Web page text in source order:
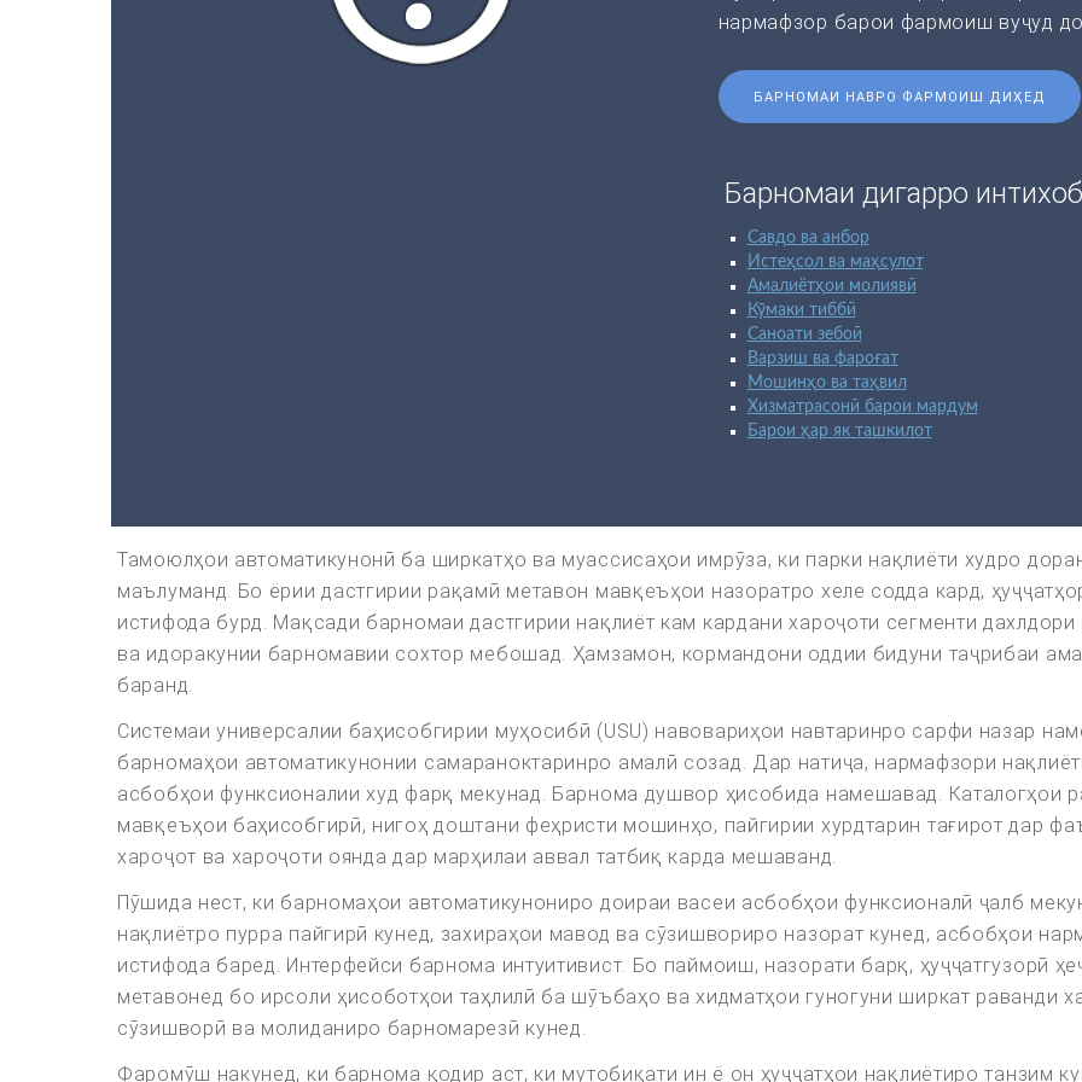
нармафзор барои фармоиш вуҷуд
БАРНОМАИ НАВРО ФАРМОИШ ДИҲЕД
Барномаи дигарро
Савдо ва анбор
Истеҳсол ва маҳсулот
Амалиётҳои молиявӣ
Кӯмаки тиббӣ
Саноати зебоӣ
Варзиш ва фароғат
Мошинҳо ва таҳвил
Хизматрасонӣ барои мардум
Барои ҳар як ташкилот
Тамоюлҳои автоматикунонӣ ба ширкатҳо ва муассисаҳои имрӯза, ки парки нақлиёти худро
маълуманд. Бо ёрии дастгирии рақамӣ метавон мавқеъҳои назоратро хеле содда кард,
истифода бурд. Мақсади барномаи дастгирии нақлиёт кам кардани хароҷоти сегменти
ва идоракунии барномавии сохтор мебошад. Ҳамзамон, кормандони оддии бидуни таҷрибаи
баранд.
Системаи универсалии баҳисобгирии муҳосибӣ (USU) навовариҳои навтаринро сарфи назар
барномаҳои автоматикунонии самараноктаринро амалӣ созад. Дар натиҷа, нармафзори
асбобҳои функсионалии худ фарқ мекунад. Барнома душвор ҳисобида намешавад. Каталогҳои
мавқеъҳои баҳисобгирӣ, нигоҳ доштани феҳристи мошинҳо, пайгирии хурдтарин тағирот дар
хароҷот ва хароҷоти оянда дар марҳилаи аввал татбиқ карда мешаванд.
Пӯшида нест, ки барномаҳои автоматикунониро доираи васеи асбобҳои функсионалӣ ҷалб
нақлиётро пурра пайгирӣ кунед, захираҳои мавод ва сӯзишвориро назорат кунед, асбобҳои
истифода баред. Интерфейси барнома интуитивист. Бо паймоиш, назорати барқ, ҳуҷҷатгузорӣ
метавонед бо ирсоли ҳисоботҳои таҳлилӣ ба шӯъбаҳо ва хидматҳои гуногуни ширкат раванди
сӯзишворӣ ва молиданиро барномарезӣ кунед.
Фаромӯш накунед, ки барнома қодир аст, ки мутобиқати ин ё он ҳуҷҷатҳои нақлиётиро танзим